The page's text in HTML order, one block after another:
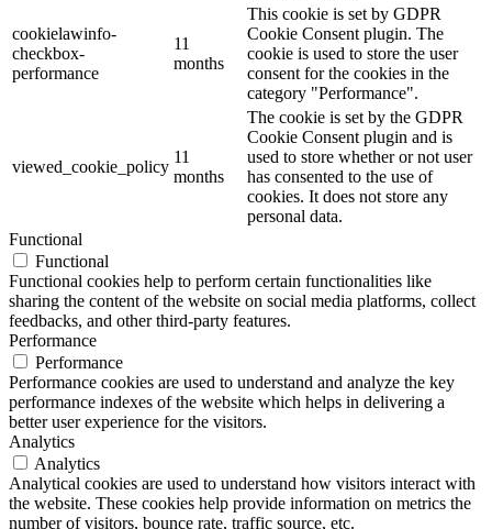
cookielawinfo-
checkbox-
performance
11
months
This cookie is set by GDPR
Cookie Consent plugin. The
cookie is used to store the user
consent for the cookies in the
category "Performance".
viewed_cookie_policy
11
months
The cookie is set by the GDPR
Cookie Consent plugin and is
used to store whether or not user
has consented to the use of
cookies. It does not store any
personal data.
Functional
Functional
Functional cookies help to perform certain functionalities like
sharing the content of the website on social media platforms, collect
feedbacks, and other third-party features.
Performance
Performance
Performance cookies are used to understand and analyze the key
performance indexes of the website which helps in delivering a
better user experience for the visitors.
Analytics
Analytics
Analytical cookies are used to understand how visitors interact with
the website. These cookies help provide information on metrics the
number of visitors, bounce rate, traffic source, etc.